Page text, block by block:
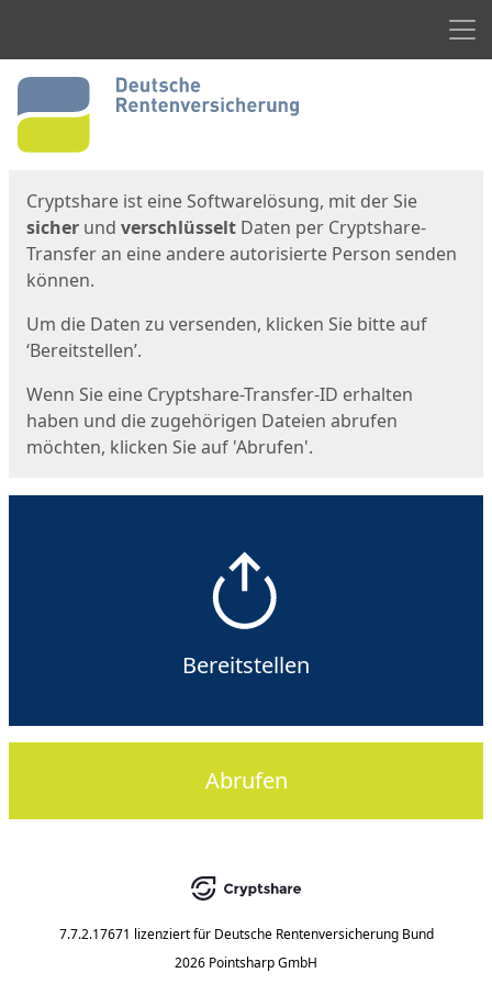
Start
Cryptshare ist eine Softwarelösung, mit der Sie
sicher und verschlüsselt Daten per Cryptshare-
Transfer an eine andere autorisierte Person senden
können.
Um die Daten zu versenden, klicken Sie bitte auf
‘Bereitstellen’.
Wenn Sie eine Cryptshare-Transfer-ID erhalten
haben und die zugehörigen Dateien abrufen
möchten, klicken Sie auf 'Abrufen'.
Bereitstellen
Abrufen
7.7.2.17671 lizenziert für Deutsche Rentenversicherung Bund
2026 Pointsharp GmbH